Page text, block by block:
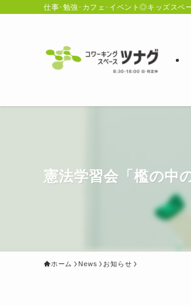
仕事･勉強･カフェ･イベント◎キッズスペ
憲法学習会「檻の
ホーム News お知らせ